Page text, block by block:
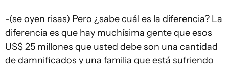
-(se oyen risas) Pero ¿sabe cuál es la diferencia? La
diferencia es que hay muchísima gente que esos
US$ 25 millones que usted debe son una cantidad
de damnificados y una familia que está sufriendo